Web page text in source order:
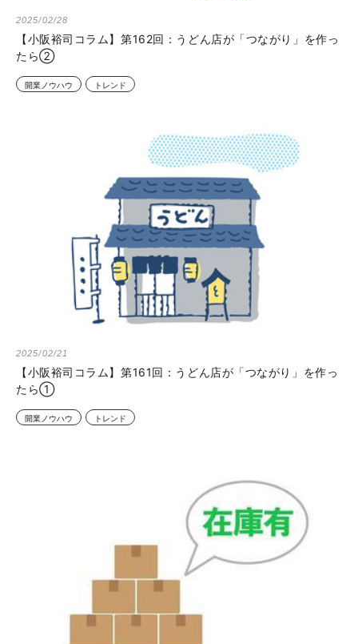
2025/02/28
【小阪裕司コラム】第162回：うどん店が「つながり」を作っ
たら②
開業ノウハウ トレンド
2025/02/21
【小阪裕司コラム】第161回：うどん店が「つながり」を作っ
たら①
開業ノウハウ トレンド